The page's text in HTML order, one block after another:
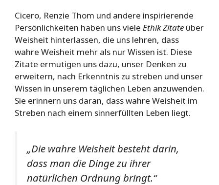
Cicero, Renzie Thom und andere inspirierende
Persönlichkeiten haben uns viele Ethik Zitate über
Weisheit hinterlassen, die uns lehren, dass
wahre Weisheit mehr als nur Wissen ist. Diese
Zitate ermutigen uns dazu, unser Denken zu
erweitern, nach Erkenntnis zu streben und unser
Wissen in unserem täglichen Leben anzuwenden.
Sie erinnern uns daran, dass wahre Weisheit im
Streben nach einem sinnerfüllten Leben liegt.
„Die wahre Weisheit besteht darin,
dass man die Dinge zu ihrer
natürlichen Ordnung bringt.“